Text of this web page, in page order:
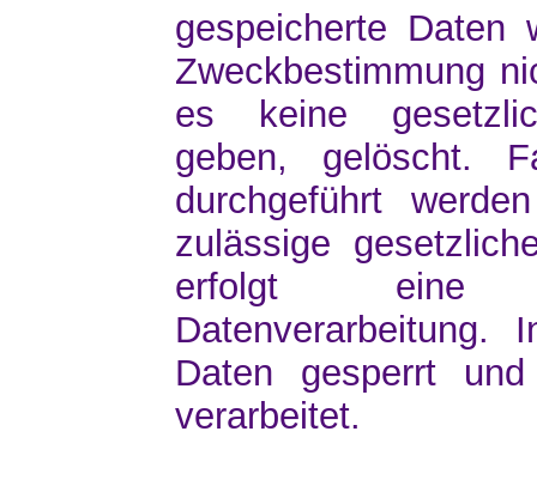
gespeicherte
Zweckbestimmung
es keine
geben, gelöscht.
durchgeführt
zulässige
erfolgt eine
Daten gesperrt
verarbeitet.